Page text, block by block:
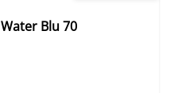
Blu 70